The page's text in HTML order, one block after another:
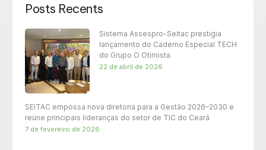
Posts Recents
Sistema Assespro-Seitac prestigia
lançamento do Caderno Especial TECH
do Grupo O Otimista
22 de abril de 2026
SEITAC empossa nova diretoria para a Gestão 2026–2030 e
reúne principais lideranças do setor de TIC do Ceará
7 de fevereiro de 2026